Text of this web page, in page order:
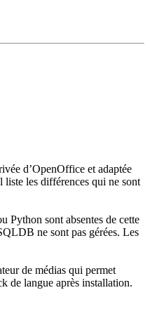
d’OpenOffice et adaptée
liste les différences qui ne sont
Python sont absentes de cette
ne sont pas gérées. Les
de médias qui permet
de langue après installation.